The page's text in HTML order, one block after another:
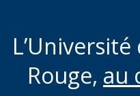
Rouge, au